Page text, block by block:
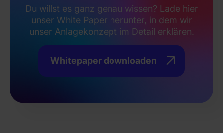
Du willst es ganz genau wissen? Lade hier
unser White Paper herunter, in dem wir
unser Anlagekonzept im Detail erklären.
Whitepaper downloaden